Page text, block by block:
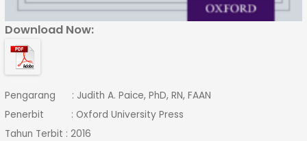
Download Now:
Pengarang : Judith A. Paice, PhD, RN, FAAN
Penerbit : Oxford University Press
Tahun Terbit : 2016